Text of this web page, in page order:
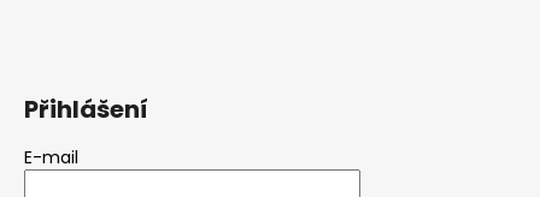
Přihlášení
E-mail